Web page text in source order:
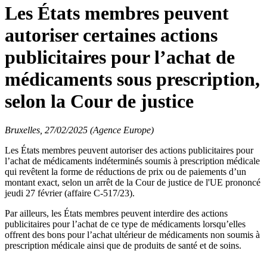
Les États membres peuvent
autoriser certaines actions
publicitaires pour l’achat de
médicaments sous prescription,
selon la Cour de justice
Bruxelles, 27/02/2025 (Agence Europe)
Les États membres peuvent autoriser des actions publicitaires pour
l’achat de médicaments indéterminés soumis à prescription médicale
qui revêtent la forme de réductions de prix ou de paiements d’un
montant exact, selon un arrêt de la Cour de justice de l'UE prononcé
jeudi 27 février (affaire C-517/23).
Par ailleurs, les États membres peuvent interdire des actions
publicitaires pour l’achat de ce type de médicaments lorsqu’elles
offrent des bons pour l’achat ultérieur de médicaments non soumis à
prescription médicale ainsi que de produits de santé et de soins.